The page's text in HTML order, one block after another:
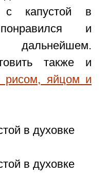
капустой
в
и
также и
рисом, яйцом и